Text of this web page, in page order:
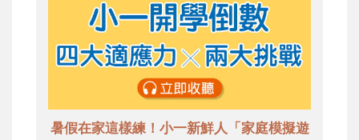
暑假在家這樣練！小一新鮮人「家庭模擬遊